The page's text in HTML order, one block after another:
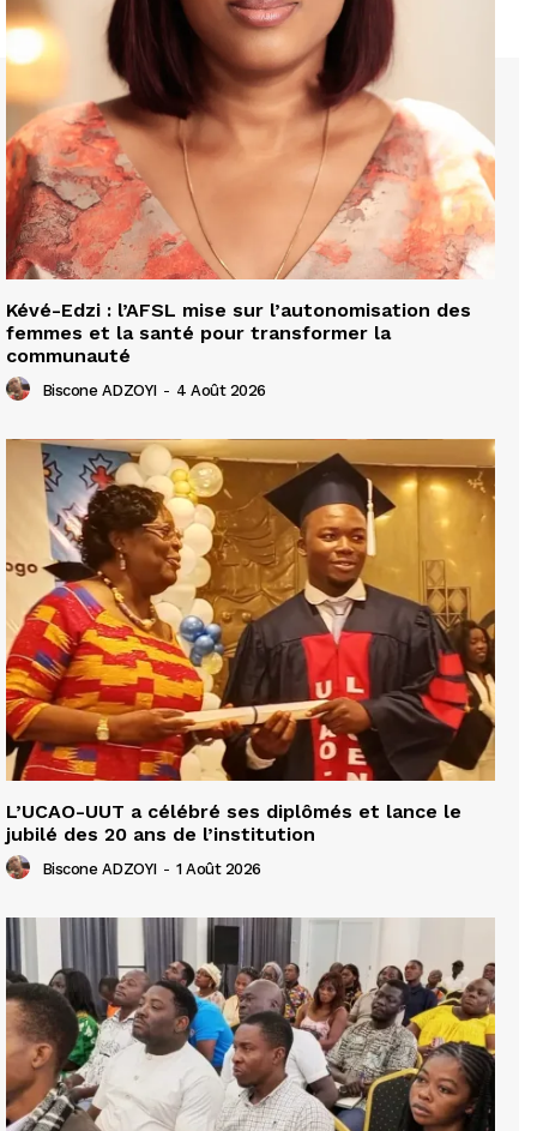
Kévé-Edzi : l’AFSL mise sur l’autonomisation des
femmes et la santé pour transformer la
communauté
Biscone ADZOYI - 4 Août 2026
L’UCAO-UUT a célébré ses diplômés et lance le
jubilé des 20 ans de l’institution
Biscone ADZOYI - 1 Août 2026